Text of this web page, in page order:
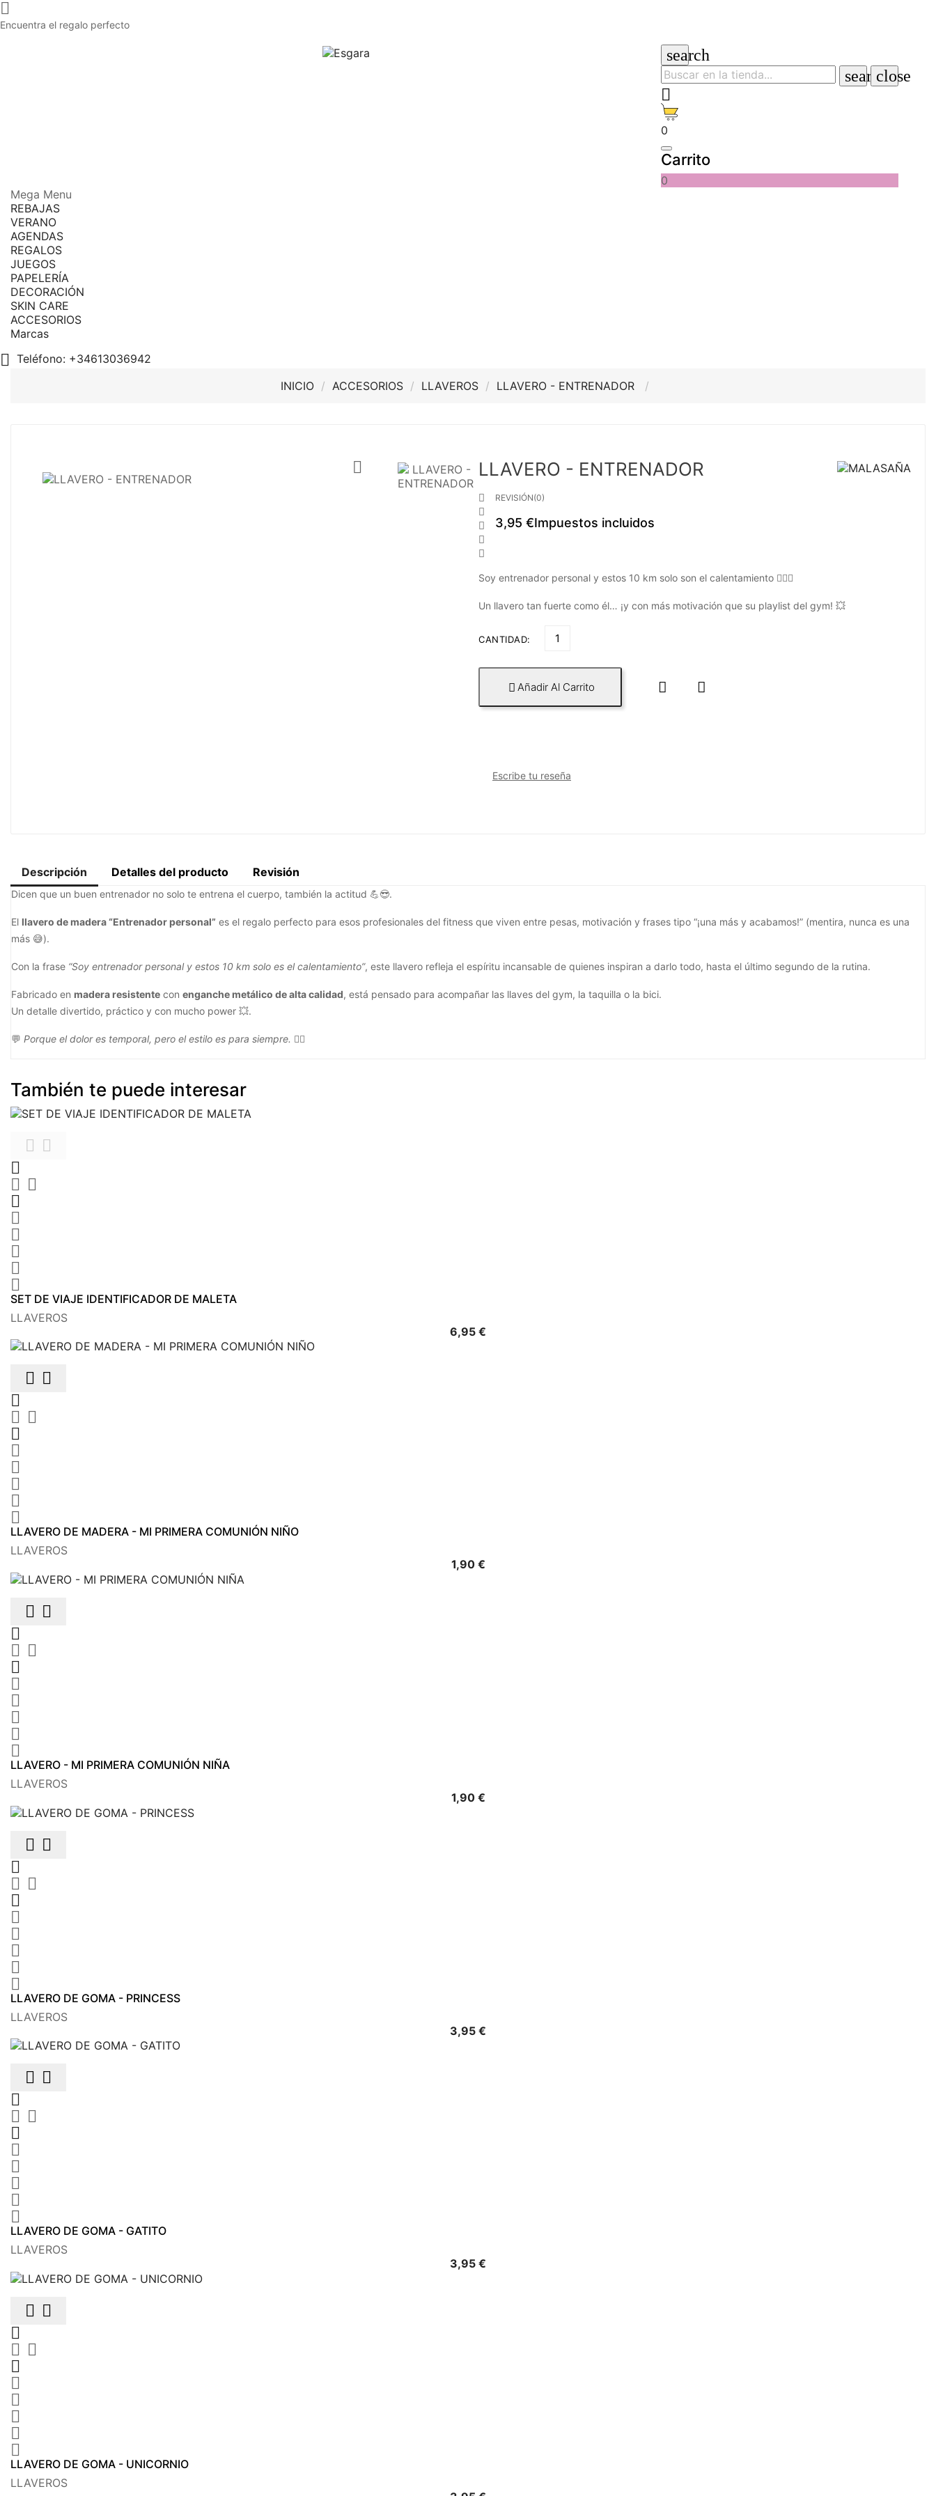

Encuentra el regalo perfecto
search
searchclose

0
Carrito
0
Mega Menu
REBAJAS
VERANO
AGENDAS
REGALOS
JUEGOS
PAPELERÍA
DECORACIÓN
SKIN CARE
ACCESORIOS
Marcas
 Teléfono: +34613036942
INICIO
ACCESORIOS LLAVEROS LLAVERO - ENTRENADOR
 LLAVERO - ENTRENADOR





REVISIÓN(0)
3,95 €Impuestos incluidos
Soy entrenador personal y estos 10 km solo son el calentamiento 🏋️‍♂️🔥
Un llavero tan fuerte como él… ¡y con más motivación que su playlist del gym! 💥
CANTIDAD:
 Añadir Al Carrito  
Escribe tu reseña
Descripción Detalles del producto Revisión
Dicen que un buen entrenador no solo te entrena el cuerpo, también la actitud 💪😎.
El llavero de madera “Entrenador personal” es el regalo perfecto para esos profesionales del fitness que viven entre pesas, motivación y frases tipo “¡una más y acabamos!” (mentira, nunca es una
más 😅).
Con la frase “Soy entrenador personal y estos 10 km solo es el calentamiento”, este llavero refleja el espíritu incansable de quienes inspiran a darlo todo, hasta el último segundo de la rutina.
Fabricado en madera resistente con enganche metálico de alta calidad, está pensado para acompañar las llaves del gym, la taquilla o la bici.
Un detalle divertido, práctico y con mucho power 💥.
💬 Porque el dolor es temporal, pero el estilo es para siempre. 🏋️‍♂️
También te puede interesar
 

 






SET DE VIAJE IDENTIFICADOR DE MALETA
LLAVEROS
6,95 €











LLAVERO DE MADERA - MI PRIMERA COMUNIÓN NIÑO
LLAVEROS
1,90 €Precio
 

 






LLAVERO - MI PRIMERA COMUNIÓN NIÑA
LLAVEROS
1,90 €Precio
 

 






LLAVERO DE GOMA - PRINCESS
LLAVEROS
3,95 €











LLAVERO DE GOMA - GATITO
LLAVEROS
3,95 €
 

 






LLAVERO DE GOMA - UNICORNIO
LLAVEROS